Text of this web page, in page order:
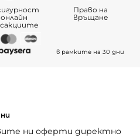
Право на
връщане
в рамките на 30 дни
ни оферти директно